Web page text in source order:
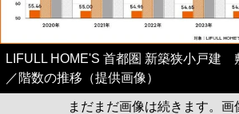
LIFULL HOME'S 首都圏 新築狭小戸建
／階数の推移（提供画像）
まだまだ画像は続きます。画